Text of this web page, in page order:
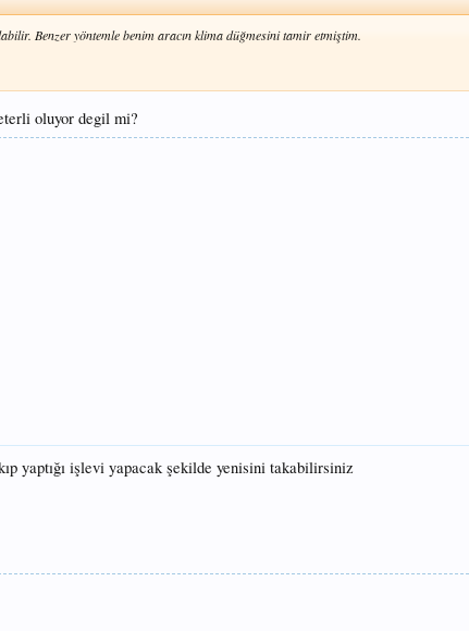
Benzer yöntemle benim aracın klima düğmesini tamir etmiştim.
oluyor degil mi?
yaptığı işlevi yapacak şekilde yenisini takabilirsiniz